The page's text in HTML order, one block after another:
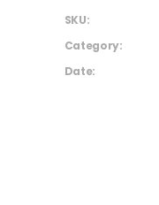
SKU:
Category:
Date: